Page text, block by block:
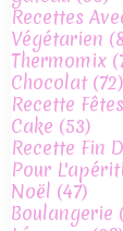
Recettes
Végétarien
Thermomix
Chocolat(72)
Recette
Cake (53)
Recette Fin
Pour
Noël (47)
Boulangerie